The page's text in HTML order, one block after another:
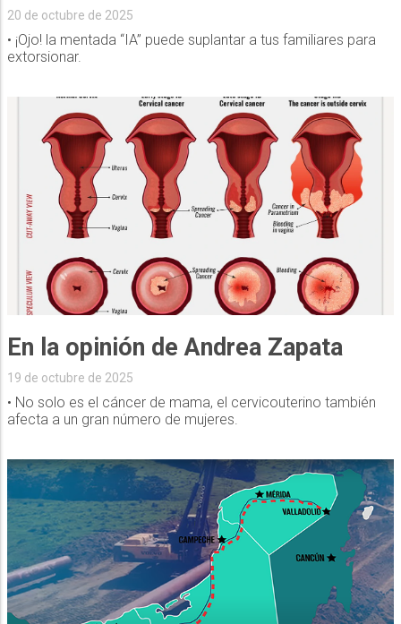
20 de octubre de 2025
• ¡Ojo! la mentada “IA” puede suplantar a tus familiares para
extorsionar.
En la opinión de Andrea Zapata
19 de octubre de 2025
• No solo es el cáncer de mama, el cervicouterino también
afecta a un gran número de mujeres.